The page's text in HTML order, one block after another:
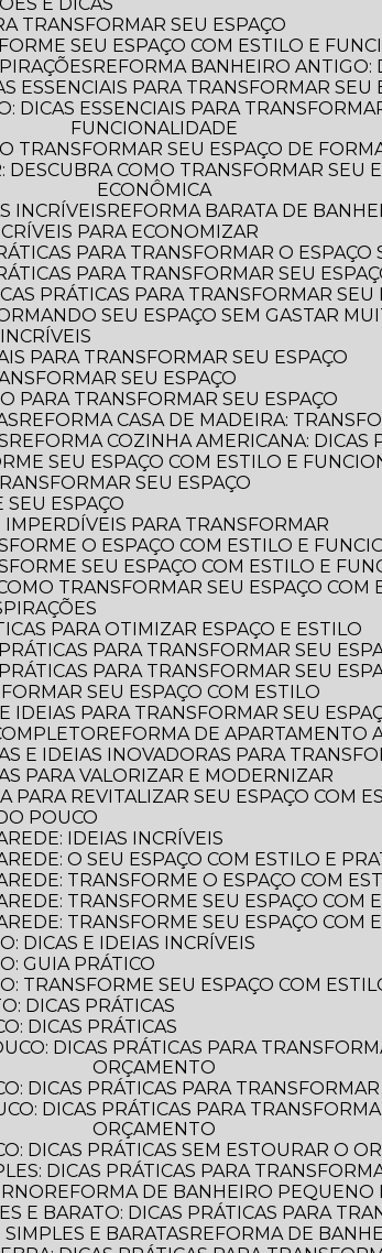
TRANSFORMAR SEU ESPAÇO
SEU ESPAÇO COM ESTILO E
REFORMA BANHEIRO
ESSENCIAIS PARA TRANSFORMAR SEU
FUNCIONALIDADE
TRANSFORMAR SEU ESPAÇO DE
ECONÔMICA
INCRÍVEIS
REFORMA BARATA DE
PARA ECONOMIZAR
PARA TRANSFORMAR O
PARA TRANSFORMAR SEU
PRÁTICAS PARA TRANSFORMAR
SEU ESPAÇO SEM GASTAR
PARA TRANSFORMAR SEU ESPAÇO
SEU ESPAÇO
PARA TRANSFORMAR SEU ESPAÇO
REFORMA CASA DE MADEIRA:
REFORMA COZINHA AMERICANA:
SEU ESPAÇO COM ESTILO E
SEU ESPAÇO
SEU ESPAÇO
IMPERDÍVEIS PARA TRANSFORMAR
O ESPAÇO COM ESTILO E
SEU ESPAÇO COM ESTILO E
TRANSFORMAR SEU ESPAÇO
PARA OTIMIZAR ESPAÇO E ESTILO
PARA TRANSFORMAR SEU
PARA TRANSFORMAR SEU
SEU ESPAÇO COM ESTILO
IDEIAS PARA TRANSFORMAR SEU
REFORMA DE APARTAMENTO
E IDEIAS INOVADORAS PARA
PARA VALORIZAR E MODERNIZAR
PARA REVITALIZAR SEU ESPAÇO COM
POUCO
IDEIAS INCRÍVEIS
O SEU ESPAÇO COM ESTILO E
TRANSFORME O ESPAÇO COM
TRANSFORME SEU ESPAÇO COM
TRANSFORME SEU ESPAÇO COM
DICAS E IDEIAS INCRÍVEIS
GUIA PRÁTICO
TRANSFORME SEU ESPAÇO COM
DICAS PRÁTICAS
DICAS PRÁTICAS
ORÇAMENTO
DICAS PRÁTICAS PARA
ORÇAMENTO
DICAS PRÁTICAS SEM ESTOURAR O
DICAS PRÁTICAS PARA
REFORMA DE BANHEIRO
E BARATO: DICAS PRÁTICAS PARA
E BARATAS
REFORMA DE